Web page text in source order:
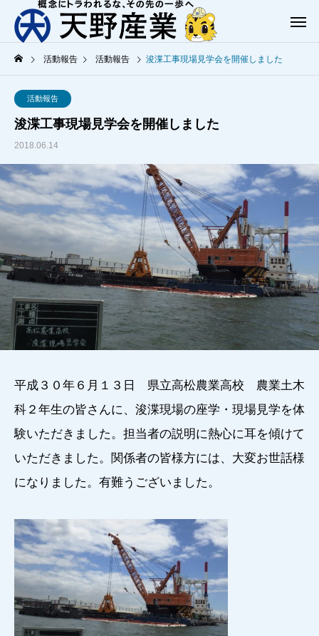
活動報告 活動報告 浚渫工事現場見学会を開催しました
活動報告
浚渫工事現場見学会を開催しました
2018.06.14
平成３０年６月１３日 県立高松農業高校 農業土木
科２年生の皆さんに、浚渫現場の座学・現場見学を体
験いただきました。担当者の説明に熱心に耳を傾けて
いただきました。関係者の皆様方には、大変お世話様
になりました。有難うございました。